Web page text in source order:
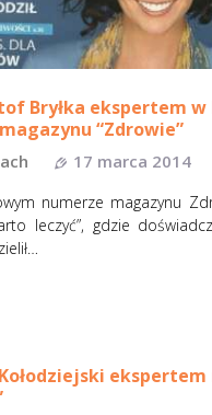
Bryłka ekspertem
“Zdrowie”
17 marca 2014
numerze magazynu
leczyć”, gdzie
Kołodziejski